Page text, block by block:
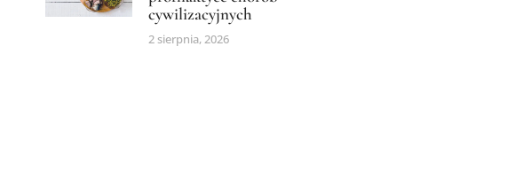
cywilizacyjnych
2 sierpnia, 2026